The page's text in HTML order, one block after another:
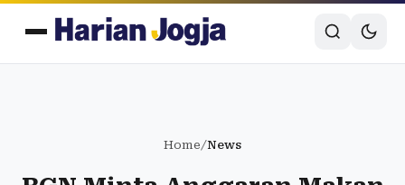
Home/News